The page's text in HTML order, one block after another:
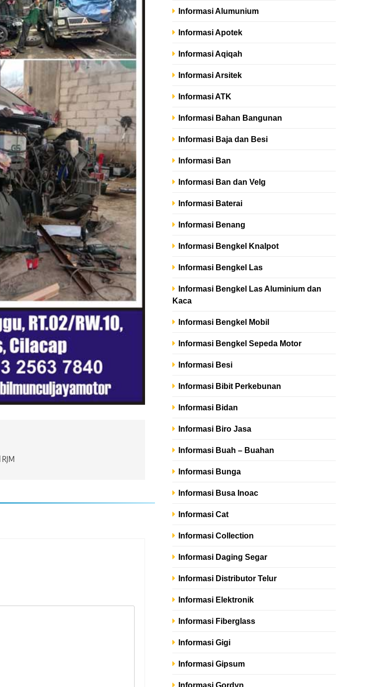
Informasi Alumunium
Informasi Apotek
Informasi Aqiqah
Informasi Arsitek
Informasi ATK
Informasi Bahan Bangunan
Informasi Baja dan Besi
Informasi Ban
Informasi Ban dan Velg
Informasi Baterai
Informasi Benang
Informasi Bengkel Knalpot
Informasi Bengkel Las
Informasi Bengkel Las Aluminium dan
Kaca
Informasi Bengkel Mobil
Informasi Bengkel Sepeda Motor
Informasi Besi
Informasi Bibit Perkebunan
Informasi Bidan
Informasi Biro Jasa
Informasi Buah – Buahan
Informasi Bunga
Informasi Busa Inoac
Informasi Cat
Informasi Collection
Informasi Daging Segar
Informasi Distributor Telur
Informasi Elektronik
Informasi Fiberglass
Informasi Gigi
Informasi Gipsum
Informasi Gordyn